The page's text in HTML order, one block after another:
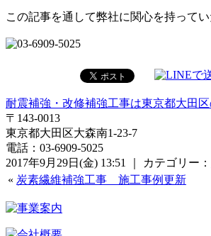
この記事を通して弊社に関心を持って
耐震補強・改修補強工事は東京都大田
〒143-0013
東京都大田区大森南1-23-7
電話：03-6909-5025
2017年9月29日(金) 13:51 ｜ カテゴリー：
« 炭素繊維補強工事 施工事例更新